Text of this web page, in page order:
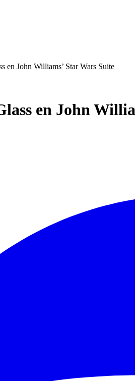
en John Williams’ Star Wars Suite
en John